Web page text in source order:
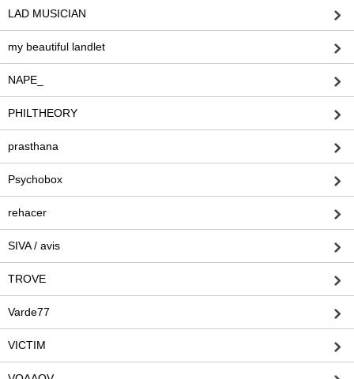
LAD MUSICIAN
my beautiful landlet
NAPE_
PHILTHEORY
prasthana
Psychobox
rehacer
SIVA / avis
TROVE
Varde77
VICTIM